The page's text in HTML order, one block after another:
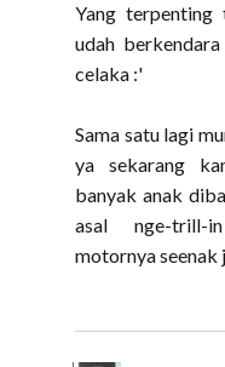
Yang
udah
celaka :'
Sama satu lagi
ya sekarang
banyak anak
asal nge-trill-
motornya seenak